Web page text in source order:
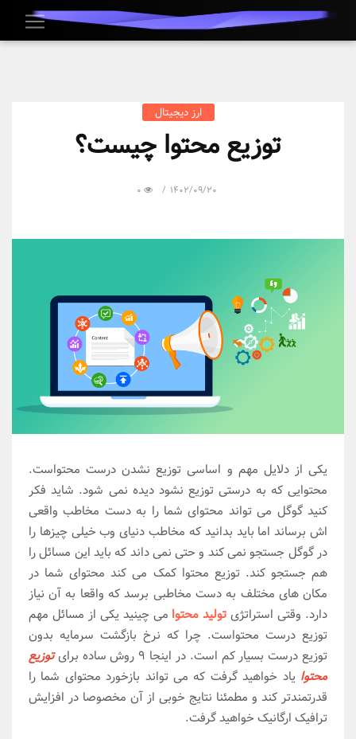
ارز دیجیتال
توزیع محتوا چیست؟
1402/09/20
یکی از دلایل مهم و اساسی توزیع نشدن درست محتواست.
محتوایی که به درستی توزیع نشود دیده نمی شود. شاید فکر
کنید گوگل می تواند محتوای شما را به دست مخاطب واقعی
اش برساند اما باید بدانید که مخاطب دنیای وب خیلی چیزها را
در گوگل جستجو نمی کند و حتی نمی داند که باید این مسائل را
هم جستجو کند. توزیع محتوا کمک می کند محتوای شما در
مکان های مختلف به دست مخاطبی برسد که واقعا به آن نیاز
دارد. وقتی استراتژی تولید محتوا می چینید یکی از مسائل مهم
توزیع درست محتواست. چرا که نرخ بازگشت سرمایه بدون
توزیع درست بسیار کم است. در اینجا 9 روش ساده برای
توزیع
محتوا یاد خواهید گرفت که می تواند بازخورد محتوای شما را
قدرتمندتر کند و مطمئنا نتایج خوبی از آن مخصوصا در افزایش
ترافیک ارگانیک خواهید گرفت.